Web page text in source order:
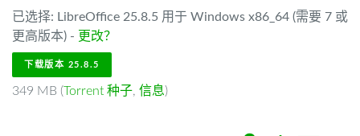
已选择: LibreOffice 25.8.5 用于 Windows x86_64 (需要 7 或
更高版本) - 更改？
下载版本 25.8.5
349 MB (Torrent 种子, 信息)